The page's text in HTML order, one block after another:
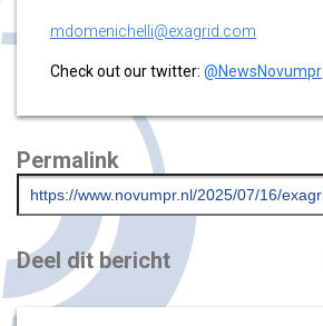
mdomenichelli@exagrid.com
Check out our twitter: @NewsNovumpr
Permalink
Deel dit bericht